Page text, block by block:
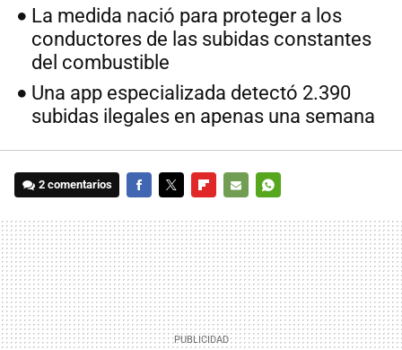
La medida nació para proteger a los
conductores de las subidas constantes
del combustible
Una app especializada detectó 2.390
subidas ilegales en apenas una semana
2 comentarios
MAIL